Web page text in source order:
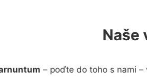
Naše
– poďte do toho s nami